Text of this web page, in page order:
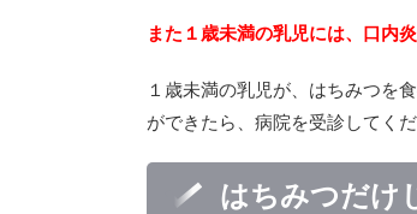
また１歳未満の乳児には、 口内
１歳未満の乳児が、はちみつを
ができたら、病院を受診してくだ
はちみつだけ